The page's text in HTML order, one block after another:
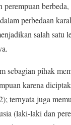
perbedaan
salah satu
sebagian pihak
karena
ternyata juga
(laki-laki dan